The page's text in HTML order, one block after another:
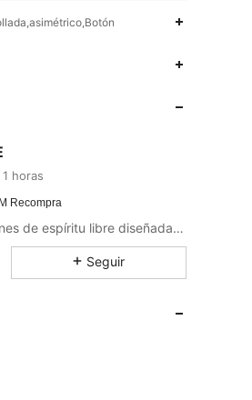
horas
Recompra
Llévate a casa nuestras colecciones de espíritu libre diseñadas para una vida sin complicaciones.
Seguir